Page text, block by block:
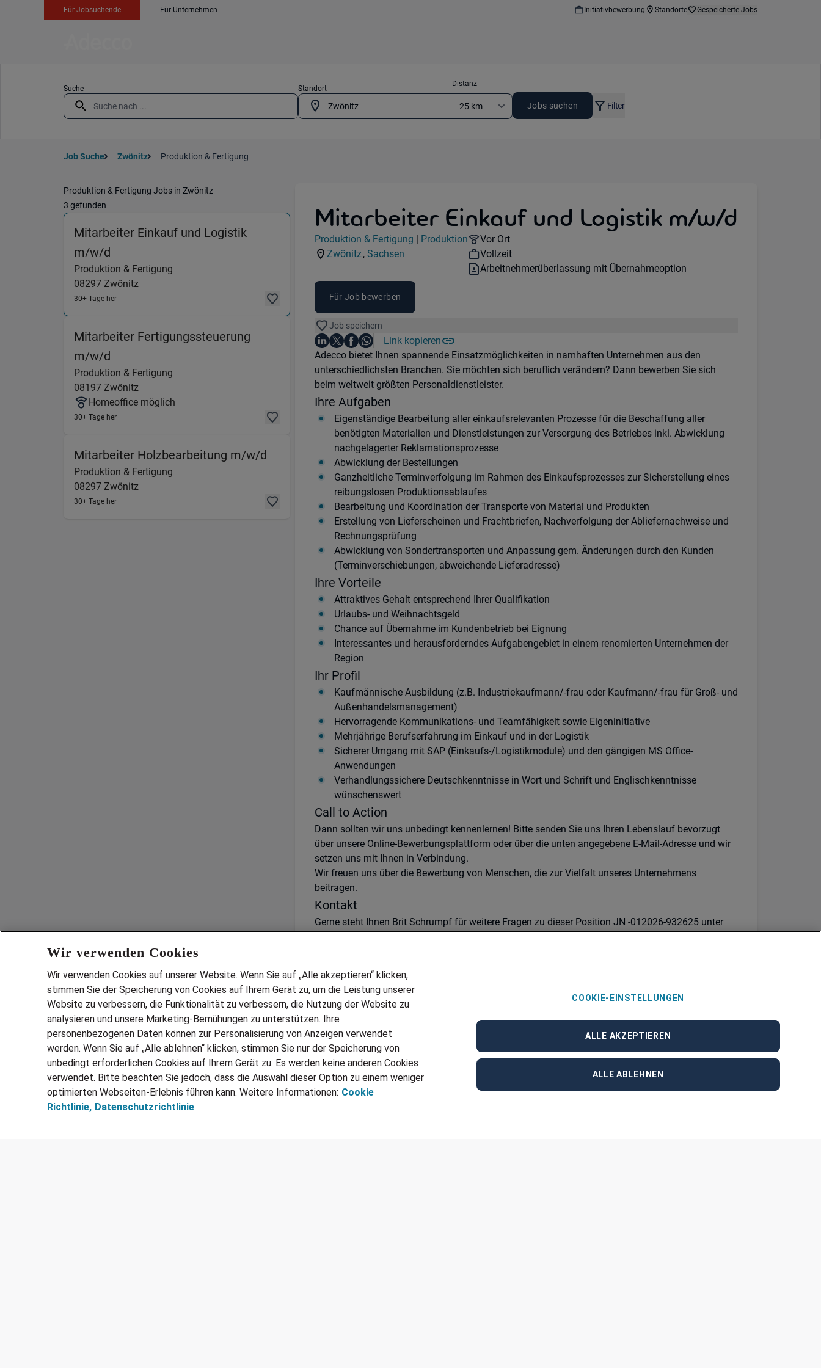
Für Jobsuchende Für Unternehmen Initiativbewerbung Standorte Gespeicherte Jobs
Suche Standort
Distanz
Jobs suchen Filter
Job Suche Zwönitz Produktion & Fertigung
Produktion & Fertigung Jobs in Zwönitz
3 gefunden
Mitarbeiter Einkauf und Logistik
m/w/d (Produktion & Fertigung) in 08297 Zwönitz
Produktion & Fertigung
08297 Zwönitz
30+ Tage her
Mitarbeiter Fertigungssteuerung
m/w/d (Produktion & Fertigung) in 08197 Zwönitz
Produktion & Fertigung
08197 Zwönitz
Homeoffice möglich
30+ Tage her
Mitarbeiter Holzbearbeitung m/w/d (Produktion & Fertigung) in 08297 Zwönitz
Produktion & Fertigung
08297 Zwönitz
30+ Tage her
Mitarbeiter Einkauf und Logistik m/w/d
Jobdetails
Kategorie:
Produktion & Fertigung |
Industry:
Produktion
Standorte:
Zwönitz,
Region:
Sachsen
Remote Option:
Vor Ort
Workhours:
Vollzeit
Vertragsart:
Arbeitnehmerüberlassung mit Übernahmeoption
Für Job bewerben
Job speichern
Teile diesen Job
Auf LinkedIn teilen
Auf X teilen
Auf Facebook teilen
Auf WhatsApp teilen
Link kopieren
Einleitung
Adecco bietet Ihnen spannende Einsatzmöglichkeiten in namhaften Unternehmen aus den
unterschiedlichsten Branchen. Sie möchten sich beruflich verändern? Dann bewerben Sie sich
beim weltweit größten Personaldienstleister.
Ihre Aufgaben
Eigenständige Bearbeitung aller einkaufsrelevanten Prozesse für die Beschaffung aller
benötigten Materialien und Dienstleistungen zur Versorgung des Betriebes inkl. Abwicklung
nachgelagerter Reklamationsprozesse
Abwicklung der Bestellungen
Ganzheitliche Terminverfolgung im Rahmen des Einkaufsprozesses zur Sicherstellung eines
reibungslosen Produktionsablaufes
Bearbeitung und Koordination der Transporte von Material und Produkten
Erstellung von Lieferscheinen und Frachtbriefen, Nachverfolgung der Abliefernachweise und
Rechnungsprüfung
Abwicklung von Sondertransporten und Anpassung gem. Änderungen durch den Kunden
(Terminverschiebungen, abweichende Lieferadresse)
Ihre Vorteile
Attraktives Gehalt entsprechend Ihrer Qualifikation
Urlaubs- und Weihnachtsgeld
Chance auf Übernahme im Kundenbetrieb bei Eignung
Interessantes und herausforderndes Aufgabengebiet in einem renomierten Unternehmen der
Region
Ihr Profil
Kaufmännische Ausbildung (z.B. Industriekaufmann/-frau oder Kaufmann/-frau für Groß- und
Außenhandelsmanagement)
Hervorragende Kommunikations- und Teamfähigkeit sowie Eigeninitiative
Mehrjährige Berufserfahrung im Einkauf und in der Logistik
Sicherer Umgang mit SAP (Einkaufs-/Logistikmodule) und den gängigen MS Office-
Anwendungen
Verhandlungssichere Deutschkenntnisse in Wort und Schrift und Englischkenntnisse
wünschenswert
Call to Action
Dann sollten wir uns unbedingt kennenlernen! Bitte senden Sie uns Ihren Lebenslauf bevorzugt
über unsere Online-Bewerbungsplattform oder über die unten angegebene E-Mail-Adresse und wir
setzen uns mit Ihnen in Verbindung.
Wir freuen uns über die Bewerbung von Menschen, die zur Vielfalt unseres Unternehmens
beitragen.
Kontakt
Gerne steht Ihnen Brit Schrumpf für weitere Fragen zu dieser Position JN -012026-932625 unter
Für Job bewerben
Wir verwenden Cookies
Wir verwenden Cookies auf unserer Website. Wenn Sie auf „Alle akzeptieren“ klicken,
stimmen Sie der Speicherung von Cookies auf Ihrem Gerät zu, um die Leistung unserer
Website zu verbessern, die Funktionalität zu verbessern, die Nutzung der Website zu
analysieren und unsere Marketing-Bemühungen zu unterstützen. Ihre
personenbezogenen Daten können zur Personalisierung von Anzeigen verwendet
werden. Wenn Sie auf „Alle ablehnen“ klicken, stimmen Sie nur der Speicherung von
unbedingt erforderlichen Cookies auf Ihrem Gerät zu. Es werden keine anderen Cookies
verwendet. Bitte beachten Sie jedoch, dass die Auswahl dieser Option zu einem weniger
optimierten Webseiten-Erlebnis führen kann. Weitere Informationen: Cookie
Richtlinie, Datenschutzrichtlinie
COOKIE-EINSTELLUNGEN
ALLE ABLEHNEN
ALLE AKZEPTIEREN